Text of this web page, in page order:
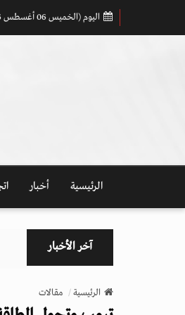
اليوم (الخميس 06 أغسطس 2026)
الرئيسية أخبار
آخر الأخبار
الرئيسية مقالات